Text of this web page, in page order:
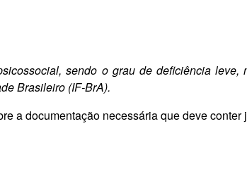
sendo o grau de deficiência leve,
Brasileiro (IF-BrA).
a documentação necessária que deve